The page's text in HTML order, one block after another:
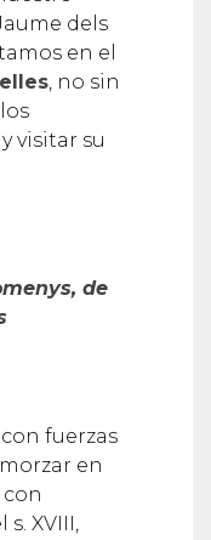
dels
en el
, no sin
visitar su
de
fuerzas
en
XVIII,